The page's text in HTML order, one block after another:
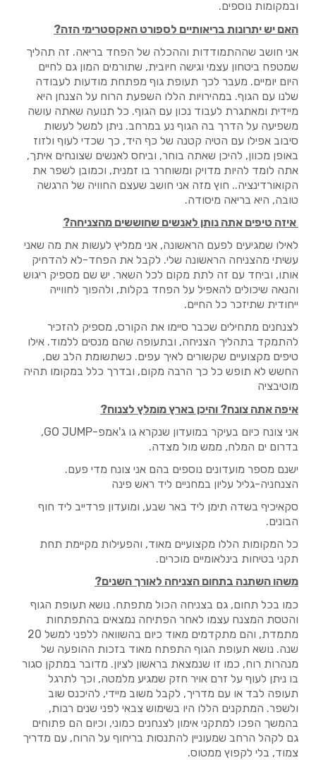
ובמקומות נוספים.
האם יש יתרונות בריאותיים לספורט האקסטרימי הזה?
אני חושב שההתמודדות וההכלה של הפחד בריאה. זה תהליך
שמטפח ביטחון עצמי וגישה חיובית, שתורמים המון גם לחיים
היום יומיים. מעבר לכך תעופת גוף מפתחת מודעות לעבודה
שלנו עם הגוף. במהירויות הללו השפעת הרוח על הצנחן היא
מיידית ומאתגרת לעבוד נכון עם הגוף. כל תנועה שאתה עושה
משפיעה על הדרך בה הגוף נע במרחב. ניתן למשל לעשות
סיבוב אפילו עם הטיה קטנה של כף היד, כך שכדי לעוף ולזוז
באופן מכוון, להיכן שאתה בוחר, וביחס לאנשים שצונחים איתך,
אתה לומד להיות מדויק ומשוחרר בו זמנית, וכמובן לשפר את
הקואורדינציה.. חוץ מזה אני חושב שעצם החוויה של הרגשה
טובה, היא בריאה מיסודה.
איזה טיפים אתה נותן לאנשים שחוששים מהצניחה?
לאילו שמגיעים לפעם הראשונה, אני ממליץ לעשות את מה שאני
עשיתי מהצניחה הראשונה שלי. לקבל את הפחד-לא להדחיק
אותו, וביחד עם זה לתת מקום לכל השאר. יש שם מספיק ריגוש
והנאה שיכולים להאפיל על הפחד בקלות, ולהפוך לחווייה
ייחודית שתיזכר כל החיים.
לצנחנים מתחילים שכבר סיימו את הקורס, מספיק להזכיר
להתמקד בתהליך הצניחה, ובתעופה שהם מנסים ללמוד. אילו
טיפים מקצועיים שקשורים לאיך עפים. כשתשומת הלב שם,
החשש לא תופש כל כך הרבה מקום, ובדרך כלל במקומו תהיה
מוטיבציה
איפה אתה צונח? והיכן בארץ מומלץ לצנוח?
אני צונח כיום בעיקר במועדון שנקרא גו ג'אמפ-GO JUMP
,
בדרום ים המלח, ממש מול מצדה.
ישנם מספר מועדונים נוספים בהם אני צונח מדי פעם.
הצנחניה-גליל עליון במחניים ליד ראש פינה
סקאיכיף בשדה תימן ליד באר שבע, ומועדון פרדייב ליד חוף
הבונים.
כל המקומות הללו מקצועיים מאוד, והפעילות מקיימת תחת
תקני בטיחות בינלאומיים מוכרים.
משהו השתנה בתחום הצניחה לאורך השנים?
כמו בכל תחום, גם בצניחה הכול מתפתח. נושא תעופת הגוף
והטסת המצנח עצמו לאחר הפתיחה נמצאים בהתפתחות
מתמדת, והם מתקדמים מאוד כיום בהשוואה ללפני למשל 20
שנה. נושא תעופת הגוף התפתח מאוד בזכות ההופעה של
מנהרות רוח, כמו זו שנמצאת בראשון לציון. מדובר במתקן סגור
בו ניתן לעוף על זרם אויר חזק שמגיע מלמטה, וכך לתרגל
תעופה לבד או עם מדריך, לקבל משוב מיידי, להיכנס שוב
ולשפר. המתקנים הללו היו בשימוש צבאי לפני שנים רבות,
בהמשך הפכו למתקני אימון לצנחנים כמוני, וכיום הם פתוחים
גם לקהל הרחב שמעוניין להתנסות בריחוף על הרוח, עם מדריך
צמוד, בלי לקפוץ ממטוס.